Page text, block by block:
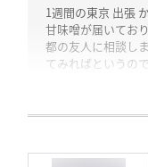
1週間の東京 出張
甘味噌が届いてお
都の友人に相談し
てみればというの
今日の午前中にそ
を推薦してきまし
喫茶店で 白味噌